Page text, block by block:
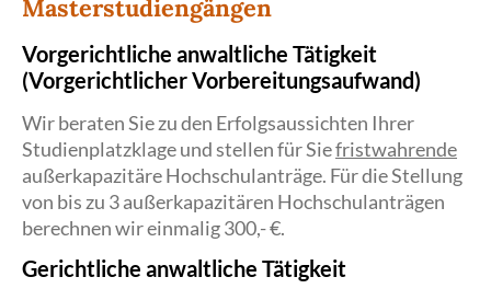
Masterstudiengängen
Vorgerichtliche anwaltliche Tätigkeit
(Vorgerichtlicher Vorbereitungsaufwand)
Wir beraten Sie zu den Erfolgsaussichten Ihrer
Studienplatzklage und stellen für Siefristwahrende
außerkapazitäre Hochschulanträge. Für die Stellung
von bis zu 3 außerkapazitären Hochschulanträgen
berechnen wir einmalig 300,- €.
Gerichtliche anwaltliche Tätigkeit